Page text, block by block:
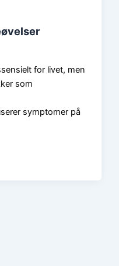
for livet, men
som
symptomer på